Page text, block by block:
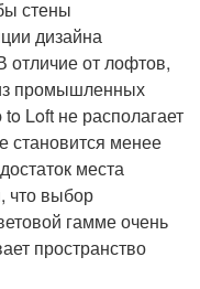
стены
дизайна
отличие от лофтов,
промышленных
Loft не располагает
становится менее
места
что выбор
гамме очень
пространство